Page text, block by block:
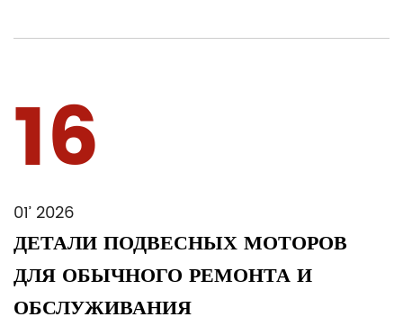
16
01’ 2026
ДЕТАЛИ ПОДВЕСНЫХ МОТОРОВ
ДЛЯ ОБЫЧНОГО РЕМОНТА И
ОБСЛУЖИВАНИЯ